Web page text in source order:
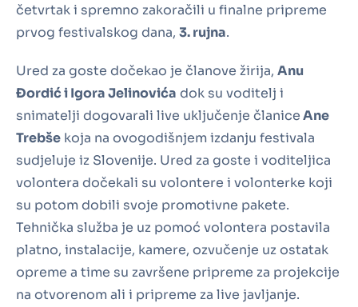
četvrtak i spremno zakoračili u finalne pripreme
prvog festivalskog dana, 3. rujna.
Ured za goste dočekao je članove žirija, Anu
Đordić i Igora Jelinovića dok su voditelj i
snimatelji dogovarali live uključenje članiceAne
Trebše koja na ovogodišnjem izdanju festivala
sudjeluje iz Slovenije. Ured za goste i voditeljica
volontera dočekali su volontere i volonterke koji
su potom dobili svoje promotivne pakete.
Tehnička služba je uz pomoć volontera postavila
platno, instalacije, kamere, ozvučenje uz ostatak
opreme a time su završene pripreme za projekcije
na otvorenom ali i pripreme za live javljanje.